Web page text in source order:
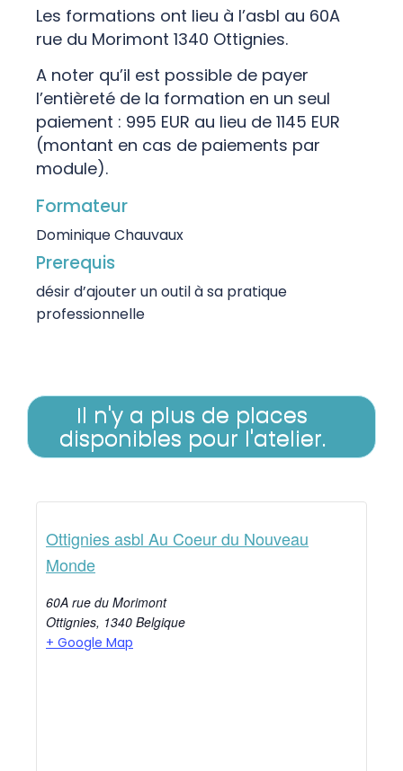
Les formations ont lieu à l’asbl au 60A
rue du Morimont 1340 Ottignies.
A noter qu’il est possible de payer
l’entièreté de la formation en un seul
paiement : 995 EUR au lieu de 1145 EUR
(montant en cas de paiements par
module).
Formateur
Dominique Chauvaux
Prerequis
désir d’ajouter un outil à sa pratique
professionnelle
Il n'y a plus de places
disponibles pour l'atelier.
Ottignies asbl Au Coeur du Nouveau
Monde
60A rue du Morimont
Ottignies, 1340 Belgique
+ Google Map